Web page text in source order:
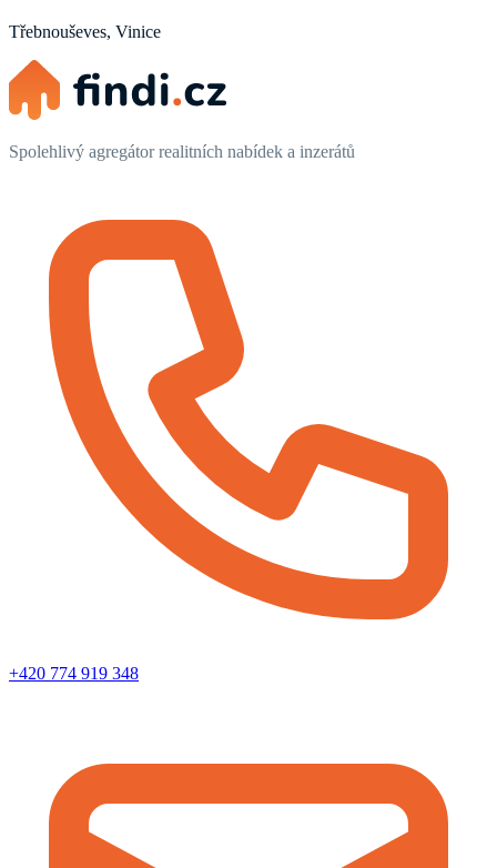
Třebnouševes, Vinice
Spolehlivý agregátor realitních nabídek a inzerátů
+420 774 919 348